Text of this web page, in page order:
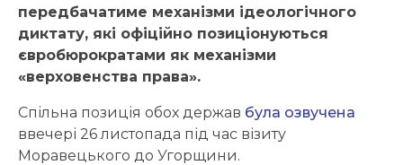
передбачатиме механізми ідеологічного
диктату, які офіційно позиціонуються
євробюрократами як механізми
«верховенства права».
Спільна позиція обох держав була озвучена
ввечері 26 листопада під час візиту
Моравецького до Угорщини.